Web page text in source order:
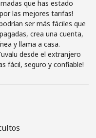
estoy de acuerdo con
→
que has estado
las mejores tarifas!
ser más fáciles que
crea una cuenta,
y llama a casa.
desde el extranjero
fácil, seguro y confiable!